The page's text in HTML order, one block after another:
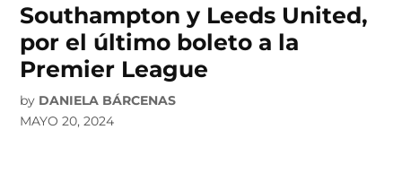
Southampton y Leeds United,
por el último boleto a la
Premier League
by DANIELA BÁRCENAS
MAYO 20, 2024